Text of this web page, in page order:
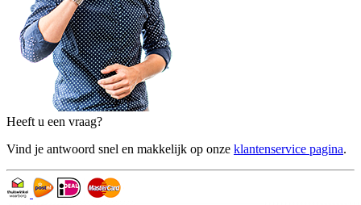
Heeft u een vraag?
Vind je antwoord snel en makkelijk op onze klantenservice pagina.